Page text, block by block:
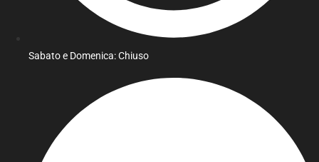
Sabato e Domenica: Chiuso